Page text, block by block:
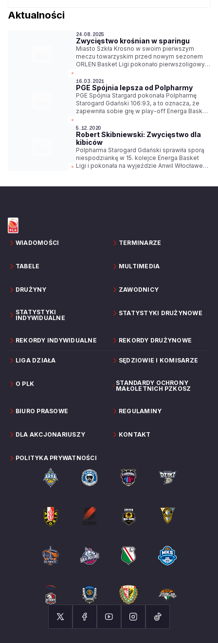
Aktualności
24.08.2025
Zwycięstwo krośnian w sparingu
Miasto Szkła Krosno w swoim pierwszym
meczu towarzyskim przed nowym sezonem
ORLEN Basket Ligi pokonało pierwszoligowy
Rzeszów 92:75.
16.03.2021
PGE Spójnia lepsza od Polpharmy
PGE Spójnia Stargard pokonała Polpharmę
Starogard Gdański 106:93, a to oznacza, że
zapewniła sobie grę w play-off Energa Basket
5.12.2020
Robert Skibniewski: Zwycięstwo dla
kibiców
Polpharma Starogard Gdański sprawiła sporą
niespodziankę w 15. kolejce Energa Basket
Ligi i pokonała na wyjeździe Anwil Włocławek
WIADOMOŚCI TERMINARZE
TABELE MULTIMEDIA
DRUŻYNY ZAWODNICY
STATYSTYKI
INDYWIDUALNE
STATYSTYKI DRUŻYNOWE
REKORDY INDYWIDUALNE REKORDY DRUŻYNOWE
LIGA DZIAŁA SĘDZIOWIE I KOMISARZE
O PLK
STANDARDY OCHRONY
MAŁOLETNICH PZKOSZ
BIURO PRASOWE REGULAMINY
DLA AKCJONARIUSZY KONTAKT
POLITYKA PRYWATNOŚCI